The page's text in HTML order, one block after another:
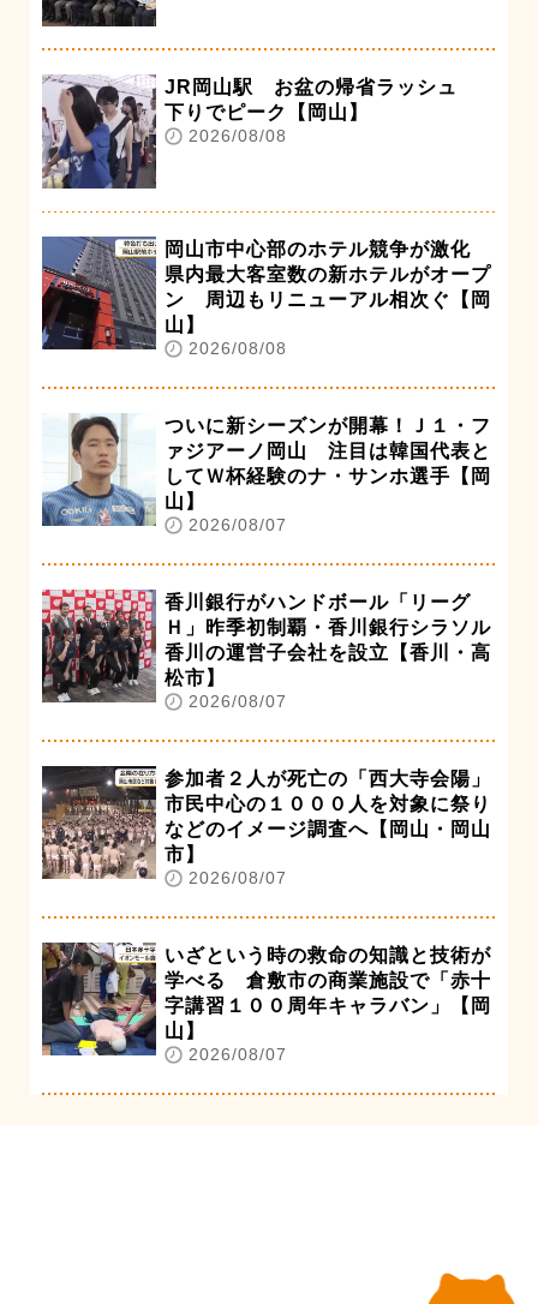
JR岡山駅 お盆の帰省ラッシュ
下りでピーク【岡山】
2026/08/08
岡山市中心部のホテル競争が激化
県内最大客室数の新ホテルがオープ
ン 周辺もリニューアル相次ぐ【岡
山】
2026/08/08
ついに新シーズンが開幕！Ｊ１・フ
ァジアーノ岡山 注目は韓国代表と
してＷ杯経験のナ・サンホ選手【岡
山】
2026/08/07
香川銀行がハンドボール「リーグ
Ｈ」昨季初制覇・香川銀行シラソル
香川の運営子会社を設立【香川・高
松市】
2026/08/07
参加者２人が死亡の「西大寺会陽」
市民中心の１０００人を対象に祭り
などのイメージ調査へ【岡山・岡山
市】
2026/08/07
いざという時の救命の知識と技術が
学べる 倉敷市の商業施設で「赤十
字講習１００周年キャラバン」【岡
山】
2026/08/07